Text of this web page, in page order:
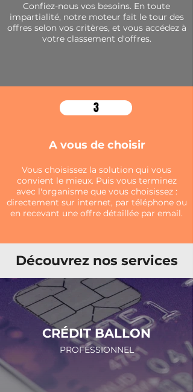
Confiez-nous vos besoins. En toute
impartialité, notre moteur fait le tour des
offres selon vos critères, et vous accédez à
votre classement d'offres.
3
A vous de choisir
Vous choisissez la solution qui vous
convient le mieux. Puis vous terminez
avec l'organisme que vous choisissez :
directement sur internet, par téléphone ou
en recevant une offre détaillée par email.
Découvrez nos services
CRÉDIT BALLON
PROFESSIONNEL